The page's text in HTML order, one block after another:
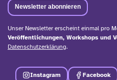
Unser Newsletter erscheint einmal pro
Veröffentlichungen, Workshops und
Datenschutzerklärung.
Instagram Facebook